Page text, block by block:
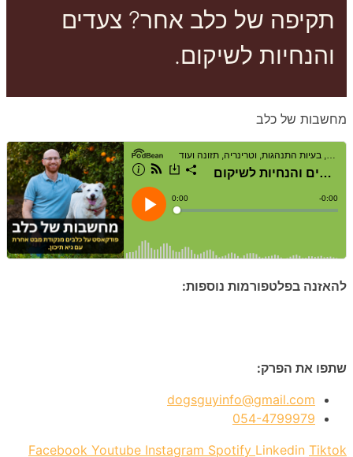
תקיפה של כלב אחר? צעדים
והנחיות לשיקום.
מחשבות של כלב
להאזנה בפלטפורמות נוספות:
שתפו את הפרק:
dogsguyinfo@gmail.com
054-4799979
Facebook Youtube Instagram Spotify Linkedin Tiktok